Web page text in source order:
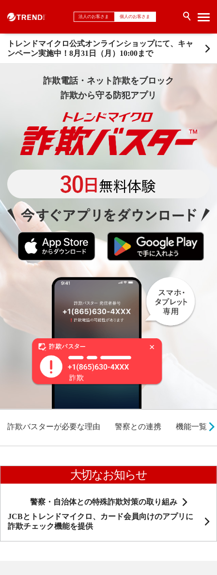
法人のお客さま 個人のお客さま
トレンドマイクロ公式オンラインショップにて、キャ
ンペーン実施中！8月31日（月）10:00まで
詐欺電話・ネット詐欺をブロック
詐欺から守る防犯アプリ
詐欺バスターが必要な理由 警察との連携 機能一覧
大切なお知らせ
警察・自治体との特殊詐欺対策の取り組み
JCBとトレンドマイクロ、カード会員向けのアプリに
詐欺チェック機能を提供